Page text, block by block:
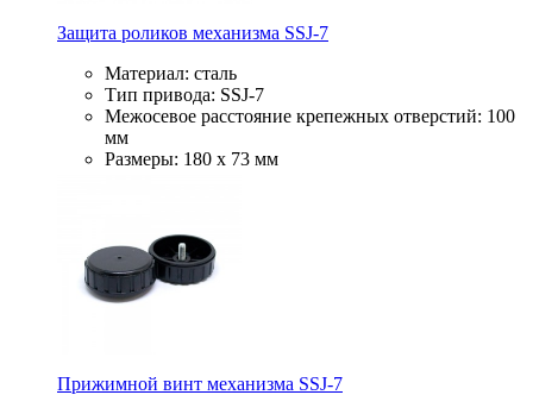
Защита роликов механизма SSJ-7
Материал: сталь
Тип привода: SSJ-7
Межосевое расстояние крепежных отверстий: 100
мм
Размеры: 180 х 73 мм
Прижимной винт механизма SSJ-7